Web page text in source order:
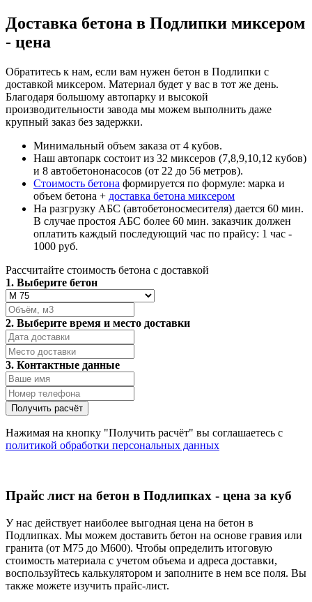
Доставка бетона в Подлипки миксером
- цена
Обратитесь к нам, если вам нужен бетон в Подлипки с
доставкой миксером. Материал будет у вас в тот же день.
Благодаря большому автопарку и высокой
производительности завода мы можем выполнить даже
крупный заказ без задержки.
Минимальный объем заказа от 4 кубов.
Наш автопарк состоит из 32 миксеров (7,8,9,10,12 кубов)
и 8 автобетононасосов (от 22 до 56 метров).
Стоимость бетона формируется по формуле: марка и
объем бетона + доставка бетона миксером
На разгрузку АБС (автобетоносмесителя) дается 60 мин.
В случае простоя АБС более 60 мин. заказчик должен
оплатить каждый последующий час по прайсу: 1 час -
1000 руб.
Рассчитайте стоимость бетона с доставкой
1. Выберите бетон
2. Выберите время и место доставки
3. Контактные данные
Нажимая на кнопку "Получить расчёт" вы соглашаетесь с
политикой обработки персональных данных
Прайс лист на бетон в Подлипках - цена за куб
У нас действует наиболее выгодная цена на бетон в
Подлипках. Мы можем доставить бетон на основе гравия или
гранита (от М75 до М600). Чтобы определить итоговую
стоимость материала с учетом объема и адреса доставки,
воспользуйтесь калькулятором и заполните в нем все поля. Вы
также можете изучить прайс-лист.